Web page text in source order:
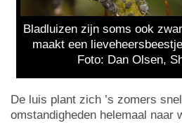
Bladluizen zijn soms ook
maakt een
Foto: Dan Olsen,
De luis plant zich ’s zomers
omstandigheden helemaal naar